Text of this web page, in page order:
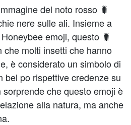
del noto rosso 🐛
nere sulle ali. Insieme a
emoji, questo 🐛
che molti insetti che hanno
è considerato un simbolo di
bel po rispettive credenze su
che questo emoji è
alla natura, ma anche